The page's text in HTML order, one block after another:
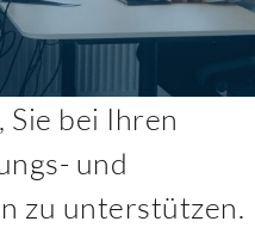
bei Ihren
und
zu unterstützen.